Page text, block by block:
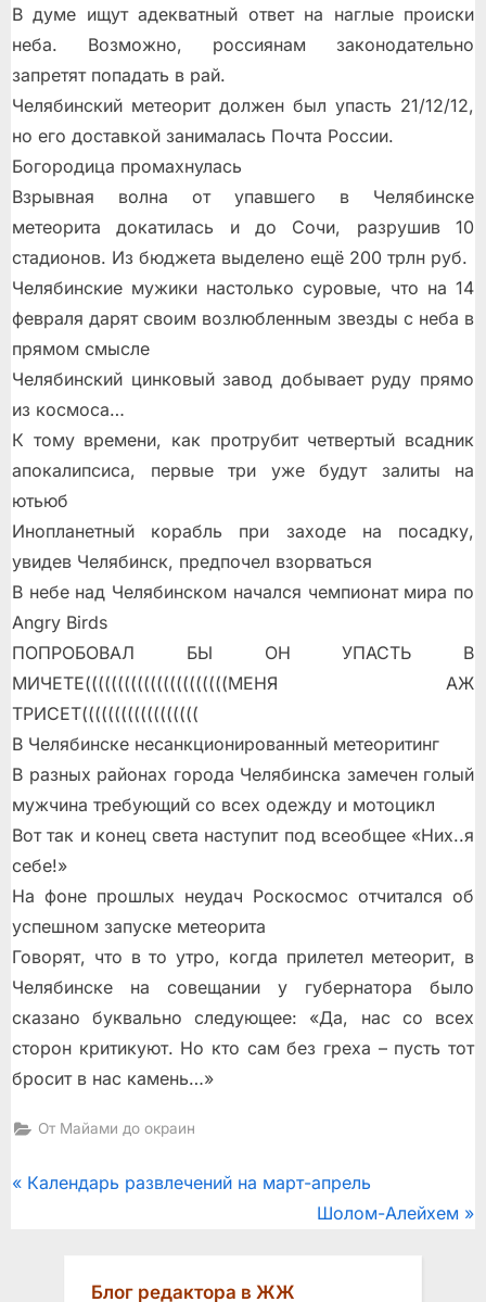
В думе ищут адекватный ответ на наглые происки
неба. Возможно, россиянам законодательно
запретят попадать в рай.
Челябинский метеорит должен был упасть 21/12/12,
но его доставкой занималась Почта России.
Богородица промахнулась
Взрывная волна от упавшего в Челябинске
метеорита докатилась и до Сочи, разрушив 10
стадионов. Из бюджета выделено ещё 200 трлн руб.
Челябинские мужики настолько суровые, что на 14
февраля дарят своим возлюбленным звезды с неба в
прямом смысле
Челябинский цинковый завод добывает руду прямо
из космоса…
К тому времени, как протрубит четвертый всадник
апокалипсиса, первые три уже будут залиты на
ютьюб
Инопланетный корабль при заходе на посадку,
увидев Челябинск, предпочел взорваться
В небе над Челябинском начался чемпионат мира по
Angry Birds
ПОПРОБОВАЛ БЫ ОН УПАСТЬ В
МИЧЕТЕ((((((((((((((((((((((МЕНЯ АЖ
ТРИСЕТ((((((((((((((((((
В Челябинске несанкционированный метеоритинг
В разных районах города Челябинска замечен голый
мужчина требующий со всех одежду и мотоцикл
Вот так и конец света наступит под всеобщее «Них..я
себе!»
На фоне прошлых неудач Роскосмос отчитался об
успешном запуске метеорита
Говорят, что в то утро, когда прилетел метеорит, в
Челябинске на совещании у губернатора было
сказано буквально следующее: «Да, нас со всех
сторон критикуют. Но кто сам без греха – пусть тот
бросит в нас камень…»
От Майами до окраин
Post
P
Календарь развлечений на март-апрель
N
Шолом-Алейхем
Блог редактора в ЖЖ